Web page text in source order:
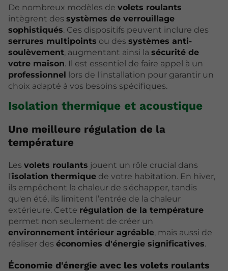
De nombreux modèles de volets roulants
intègrent des systèmes de verrouillage
sophistiqués. Ces dispositifs peuvent inclure des
serrures multipoints ou des systèmes anti-
soulèvement, augmentant ainsi la sécurité de
votre maison. Il est essentiel de faire appel à un
professionnel lors de l'installation pour garantir un
choix adapté à vos besoins spécifiques.
Isolation thermique et acoustique
Une meilleure régulation de la
température
Les volets roulants jouent un rôle crucial dans
l’isolation thermique de votre habitation. En hiver,
ils empêchent la chaleur de s'échapper, tandis
qu'en été, ils limitent l’entrée de la chaleur
extérieure. Cette régulation de la température
permet non seulement de créer un
environnement intérieur agréable, mais aussi de
réaliser des économies d'énergie significatives.
Économie d'énergie avec les volets roulants